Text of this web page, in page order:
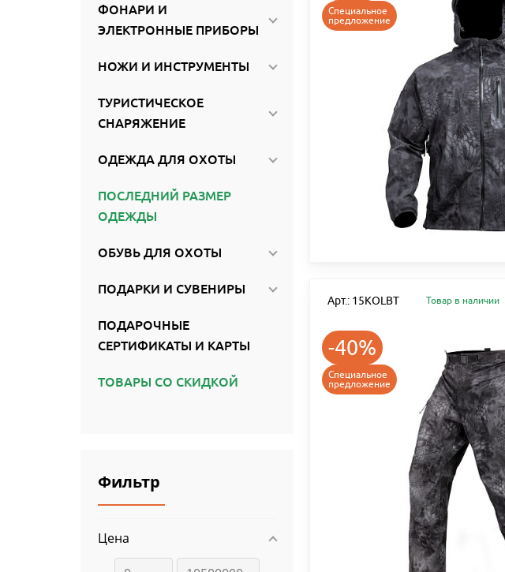
ФОНАРИ И
ЭЛЕКТРОННЫЕ ПРИБОРЫ
НОЖИ И ИНСТРУМЕНТЫ
ТУРИСТИЧЕСКОЕ
СНАРЯЖЕНИЕ
ОДЕЖДА ДЛЯ ОХОТЫ
ПОСЛЕДНИЙ РАЗМЕР
ОДЕЖДЫ
ОБУВЬ ДЛЯ ОХОТЫ
ПОДАРКИ И СУВЕНИРЫ
ПОДАРОЧНЫЕ
СЕРТИФИКАТЫ И КАРТЫ
ТОВАРЫ СО СКИДКОЙ
Фильтр
Цена
Специальное
предложение
Арт.: 15KOLBT Товар в наличии
-40%
Специальное
предложение